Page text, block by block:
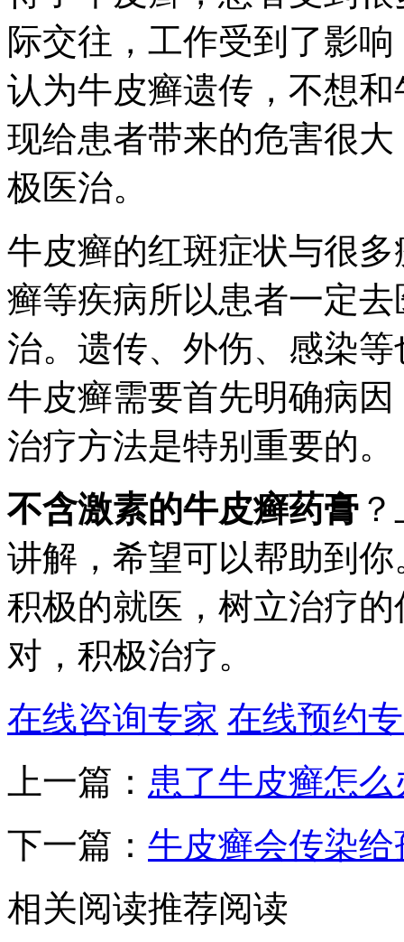
际交往，工作受到了影
认为牛皮癣遗传，不想
现给患者带来的危害很
极医治。
牛皮癣的红斑症状与很
癣等疾病所以患者一定
治。遗传、外伤、感染
牛皮癣需要首先明确病
治疗方法是特别重要的。
不含激素的牛皮癣药膏
讲解，希望可以帮助到
积极的就医，树立治疗
对，积极治疗。
在线咨询专家 在线预约
上一篇： 患了牛皮癣怎么
下一篇： 牛皮癣会传染给
相关阅读推荐阅读